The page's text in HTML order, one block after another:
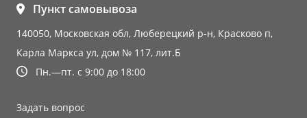
Пункт самовывоза
140050, Московская обл, Люберецкий р-н, Красково п,
Карла Маркса ул, дом № 117, лит.Б
Пн.—пт. с 9:00 до 18:00
Задать вопрос